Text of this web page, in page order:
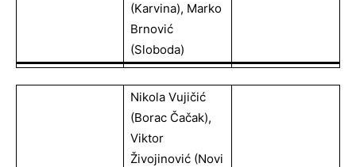
(Karvina), Marko
Brnović
(Sloboda)
Nikola Vujičić
(Borac Čačak),
Viktor
Živojinović (Novi